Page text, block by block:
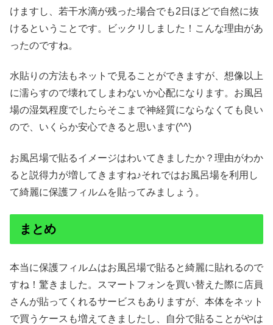
けますし、若干水滴が残った場合でも2日ほどで自然に抜
けるということです。ビックリしました！こんな理由があ
ったのですね。
水貼りの方法もネットで見ることができますが、想像以上
に濡らすので壊れてしまわないか心配になります。お風呂
場の湿気程度でしたらそこまで神経質にならなくても良い
ので、いくらか安心できると思います(^^)
お風呂場で貼るイメージはわいてきましたか？理由がわか
ると説得力が増してきますね♪それではお風呂場を利用し
て綺麗に保護フィルムを貼ってみましょう。
まとめ
本当に保護フィルムはお風呂場で貼ると綺麗に貼れるので
すね！驚きました。スマートフォンを買い替えた際に店員
さんが貼ってくれるサービスもありますが、本体をネット
で買うケースも増えてきましたし、自分で貼ることがやは